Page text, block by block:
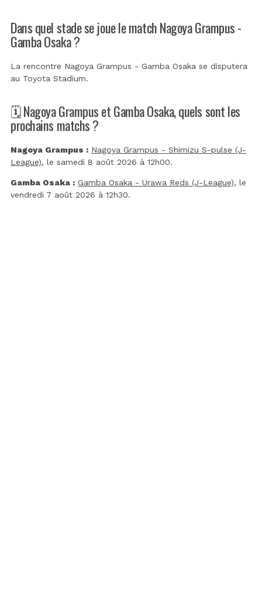
Dans quel stade se joue le match Nagoya Grampus -
Gamba Osaka ?
La rencontre Nagoya Grampus - Gamba Osaka se disputera
au Toyota Stadium.
🗓️ Nagoya Grampus et Gamba Osaka, quels sont les
prochains matchs ?
Nagoya Grampus : Nagoya Grampus - Shimizu S-pulse (J-
League), le samedi 8 août 2026 à 12h00.
Gamba Osaka : Gamba Osaka - Urawa Reds (J-League), le
vendredi 7 août 2026 à 12h30.